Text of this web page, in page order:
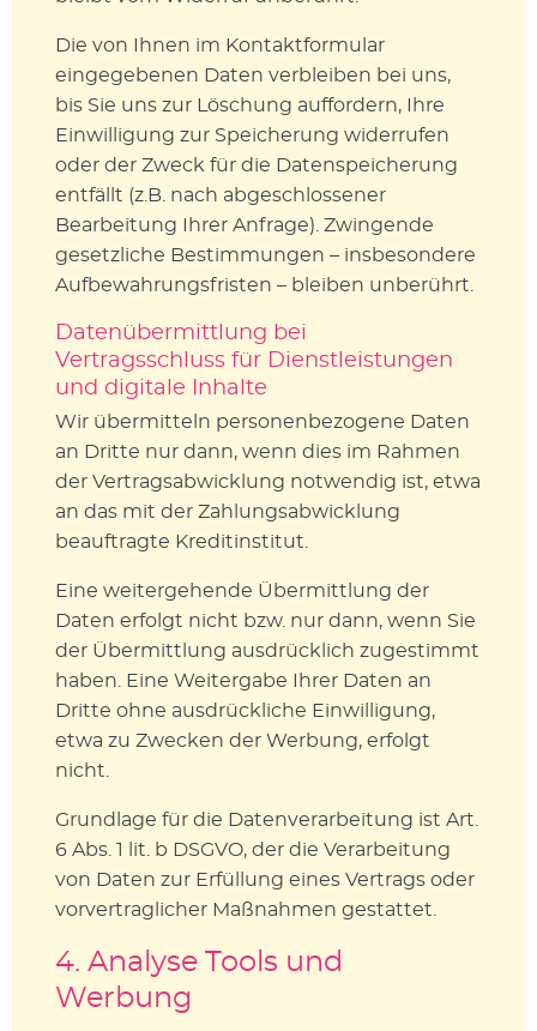
Die von Ihnen im Kontaktformular
eingegebenen Daten verbleiben bei uns,
bis Sie uns zur Löschung auffordern, Ihre
Einwilligung zur Speicherung widerrufen
oder der Zweck für die Datenspeicherung
entfällt (z.B. nach abgeschlossener
Bearbeitung Ihrer Anfrage). Zwingende
gesetzliche Bestimmungen – insbesondere
Aufbewahrungsfristen – bleiben unberührt.
Datenübermittlung bei
Vertragsschluss für Dienstleistungen
und digitale Inhalte
Wir übermitteln personenbezogene Daten
an Dritte nur dann, wenn dies im Rahmen
der Vertragsabwicklung notwendig ist, etwa
an das mit der Zahlungsabwicklung
beauftragte Kreditinstitut.
Eine weitergehende Übermittlung der
Daten erfolgt nicht bzw. nur dann, wenn Sie
der Übermittlung ausdrücklich zugestimmt
haben. Eine Weitergabe Ihrer Daten an
Dritte ohne ausdrückliche Einwilligung,
etwa zu Zwecken der Werbung, erfolgt
nicht.
Grundlage für die Datenverarbeitung ist Art.
6 Abs. 1 lit. b DSGVO, der die Verarbeitung
von Daten zur Erfüllung eines Vertrags oder
vorvertraglicher Maßnahmen gestattet.
4. Analyse Tools und
Werbung